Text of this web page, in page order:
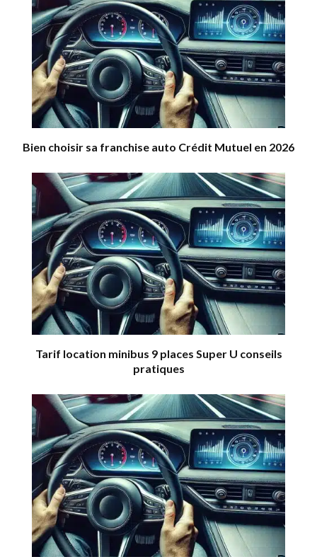
Bien choisir sa franchise auto Crédit Mutuel en 2026
Tarif location minibus 9 places Super U conseils
pratiques